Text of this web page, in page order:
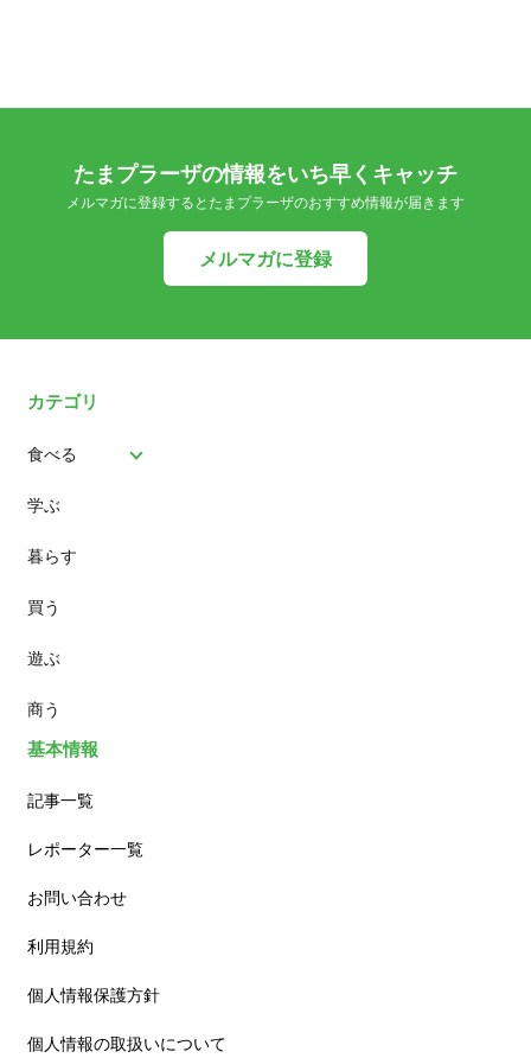
たまプラーザの情報をいち早くキャッチ
メルマガに登録するとたまプラーザのおすすめ情報が届きます
メルマガに登録
カテゴリ
食べる
パン
スイーツ
ランチ
カフェ
学ぶ
暮らす
買う
遊ぶ
商う
基本情報
記事一覧
レポーター一覧
お問い合わせ
利用規約
個人情報保護方針
個人情報の取扱いについて